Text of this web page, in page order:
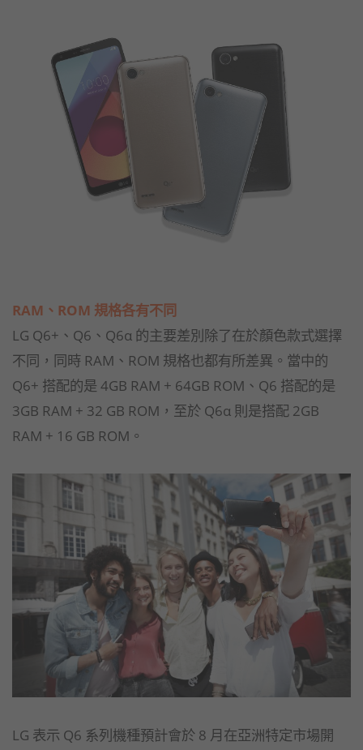
RAM、ROM 規格各有不同
LG Q6+、Q6、Q6α 的主要差別除了在於顏色款式選擇
不同，同時 RAM、ROM 規格也都有所差異。當中的
Q6+ 搭配的是 4GB RAM + 64GB ROM、Q6 搭配的是
3GB RAM + 32 GB ROM，至於 Q6α 則是搭配 2GB
RAM + 16 GB ROM。
LG 表示 Q6 系列機種預計會於 8 月在亞洲特定市場開